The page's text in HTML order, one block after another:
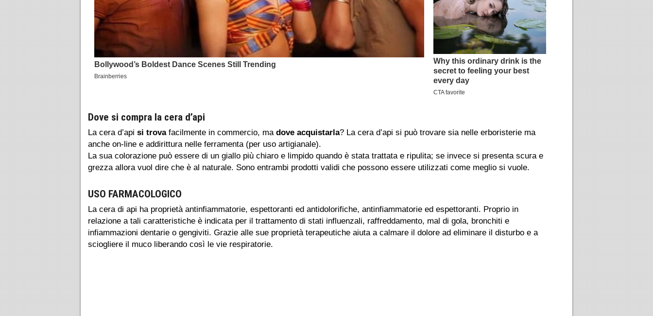
Dove si compra la cera d’api
La cera d’api si trovafacilmente in commercio, ma dove acquistarla? La cera d’api si può trovare sia nelle erboristerie ma
anche on-line e addirittura nelle ferramenta (per uso artigianale).
La sua colorazione può essere di un giallo più chiaro e limpido quando è stata trattata e ripulita; se invece si presenta scura e
grezza allora vuol dire che è al naturale. Sono entrambi prodotti validi che possono essere utilizzati come meglio si vuole.
USO FARMACOLOGICO
La cera di api ha proprietà antinfiammatorie, espettoranti ed antidolorifiche, antinfiammatorie ed espettoranti. Proprio in
relazione a tali caratteristiche è indicata per il trattamento di stati influenzali, raffreddamento, mal di gola, bronchiti e
infiammazioni dentarie o gengiviti. Grazie alle sue proprietà terapeutiche aiuta a calmare il dolore ad eliminare il disturbo e a
sciogliere il muco liberando così le vie respiratorie.